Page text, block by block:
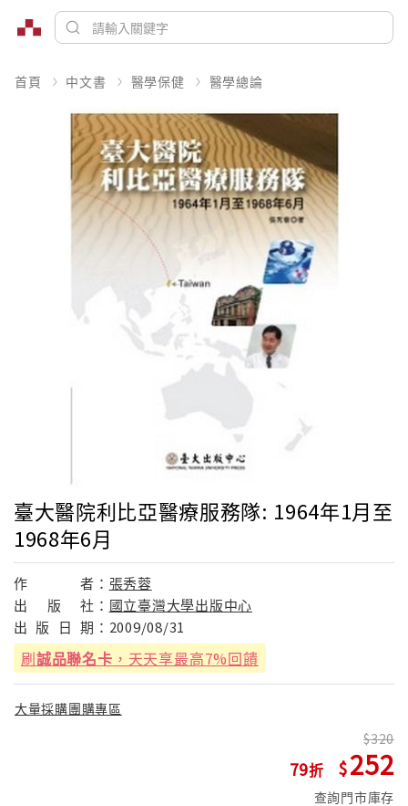
首頁 中文書 醫學保健 醫學總論
臺大醫院利比亞醫療服務隊: 1964年1月至
1968年6月
作 者： 張秀蓉
出
版 社： 國立臺灣大學出版中心
出 版 日 期： 2009/08/31
刷誠品聯名卡 ，天天享最高7%回饋
大量採購團購專區
79
320
252
查詢門市庫存